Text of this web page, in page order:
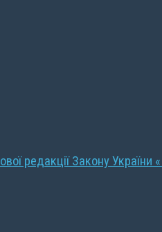
редакції Закону України